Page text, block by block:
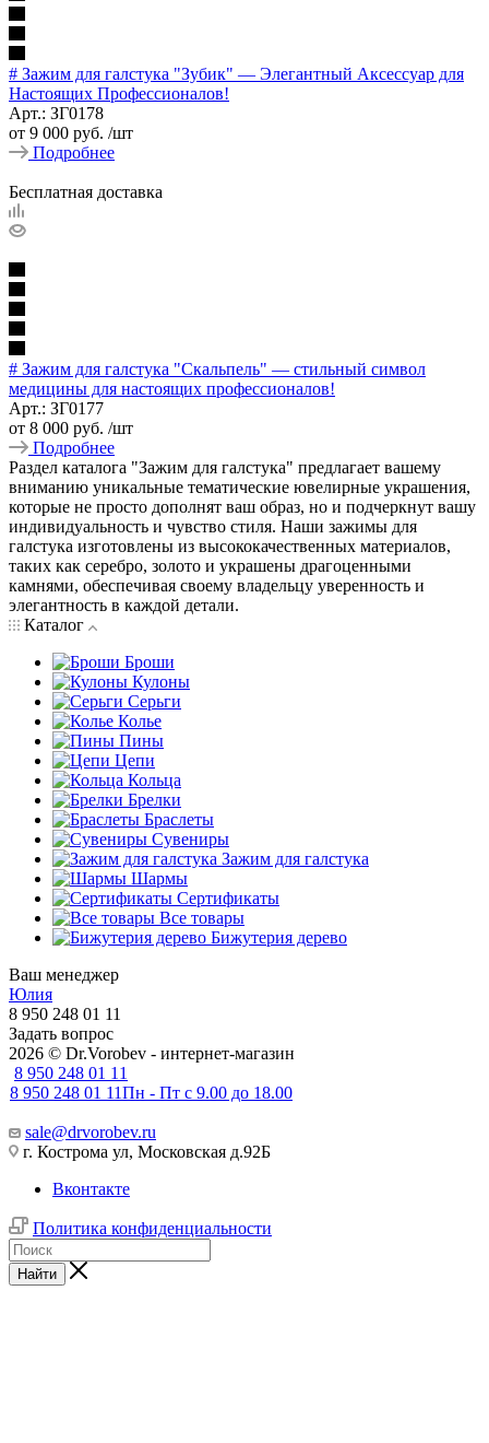
# Зажим для галстука "Зубик" — Элегантный Аксессуар для
Настоящих Профессионалов!
Арт.: ЗГ0178
от 9 000 руб. /шт
Подробнее
Бесплатная доставка
# Зажим для галстука "Скальпель" — стильный символ
медицины для настоящих профессионалов!
Арт.: ЗГ0177
от 8 000 руб. /шт
Подробнее
Раздел каталога "Зажим для галстука" предлагает вашему
вниманию уникальные тематические ювелирные украшения,
которые не просто дополнят ваш образ, но и подчеркнут вашу
индивидуальность и чувство стиля. Наши зажимы для
галстука изготовлены из высококачественных материалов,
таких как серебро, золото и украшены драгоценными
камнями, обеспечивая своему владельцу уверенность и
элегантность в каждой детали.
Каталог
Броши
Кулоны
Серьги
Колье
Пины
Цепи
Кольца
Брелки
Браслеты
Сувениры
Зажим для галстука
Шармы
Сертификаты
Все товары
Бижутерия дерево
Ваш менеджер
Юлия
8 950 248 01 11
Задать вопрос
2026 © Dr.Vorobev - интернет-магазин
8 950 248 01 11
8 950 248 01 11Пн - Пт с 9.00 до 18.00
sale@drvorobev.ru
г. Кострома ул, Московская д.92Б
Вконтакте
Политика конфиденциальности
Найти